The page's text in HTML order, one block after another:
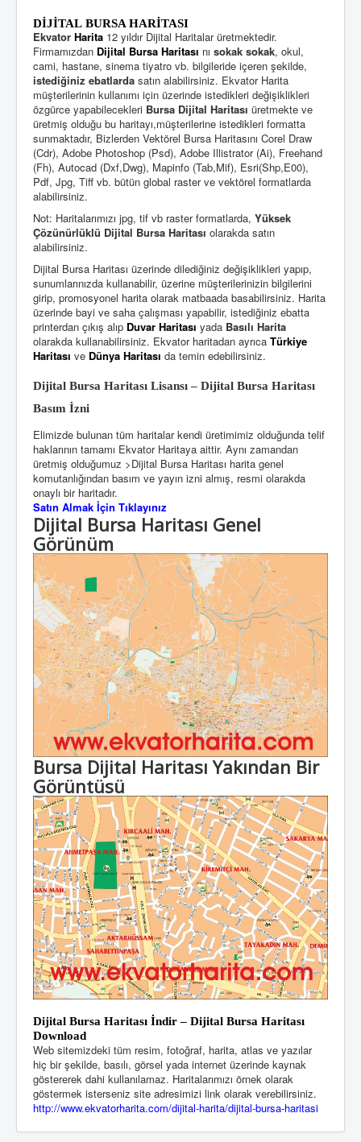
DİJİTAL BURSA HARİTASI
Ekvator Harita 12 yıldır Dijital Haritalar üretmektedir.
Firmamızdan Dijital Bursa Haritası nı sokak sokak, okul,
cami, hastane, sinema tiyatro vb. bilgileride içeren şekilde,
istediğiniz ebatlarda satın alabilirsiniz. Ekvator Harita
müşterilerinin kullanımı için üzerinde istedikleri değişiklikleri
özgürce yapabilecekleri Bursa Dijital Haritası üretmekte ve
üretmiş olduğu bu haritayı,müşterilerine istedikleri formatta
sunmaktadır, Bizlerden Vektörel Bursa Haritasını Corel Draw
(Cdr), Adobe Photoshop (Psd), Adobe Illistrator (Ai), Freehand
(Fh), Autocad (Dxf,Dwg), Mapinfo (Tab,Mif), Esri(Shp,E00),
Pdf, Jpg, Tiff vb. bütün global raster ve vektörel formatlarda
alabilirsiniz.
Not: Haritalarımızı jpg, tif vb raster formatlarda, Yüksek
Çözünürlüklü Dijital Bursa Haritası olarakda satın
alabilirsiniz.
Dijital Bursa Haritası üzerinde dilediğiniz değişiklikleri yapıp,
sunumlarınızda kullanabilir, üzerine müşterilerinizin bilgilerini
girip, promosyonel harita olarak matbaada basabilirsiniz. Harita
üzerinde bayi ve saha çalışması yapabilir, istediğiniz ebatta
printerdan çıkış alıp Duvar Haritası yada Basılı Harita
olarakda kullanabilirsiniz. Ekvator haritadan ayrıca Türkiye
Haritası ve Dünya Haritası da temin edebilirsiniz.
Dijital Bursa Haritası Lisansı – Dijital Bursa Haritası
Basım İzni
Elimizde bulunan tüm haritalar kendi üretimimiz olduğunda telif
haklarının tamamı Ekvator Haritaya aittir. Aynı zamandan
üretmiş olduğumuz >Dijital Bursa Haritası harita genel
komutanlığından basım ve yayın izni almış, resmi olarakda
onaylı bir haritadır.
Satın Almak İçin Tıklayınız
Dijital Bursa Haritası Genel
Görünüm
Bursa Dijital Haritası Yakından Bir
Görüntüsü
Dijital Bursa Haritası İndir – Dijital Bursa Haritası
Download
Web sitemizdeki tüm resim, fotoğraf, harita, atlas ve yazılar
hiç bir şekilde, basılı, görsel yada internet üzerinde kaynak
göstererek dahi kullanılamaz. Haritalarımızı örnek olarak
göstermek isterseniz site adresimizi link olarak verebilirsiniz.
http://www.ekvatorharita.com/dijital-harita/dijital-bursa-haritasi